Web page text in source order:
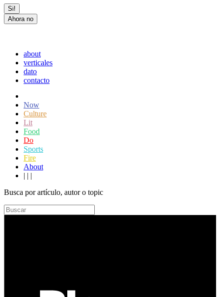
Si!
Ahora no
about
verticales
dato
contacto
Now
Culture
Lit
Food
Do
Sports
Fire
About
| | |
Busca por artículo, autor o topic